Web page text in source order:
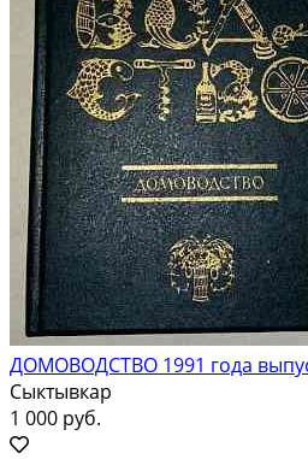
ДОМОВОДСТВО 1991 года
Сыктывкар
1 000 руб.